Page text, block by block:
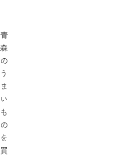
青
森
の
う
ま
い
も
の
を
買